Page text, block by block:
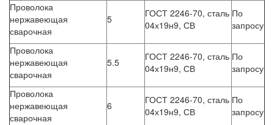
Проволока
нержавеющая
сварочная
5
ГОСТ 2246-70, сталь
04х19н9, СВ
По
запросу
Проволока
нержавеющая
сварочная
5.5
ГОСТ 2246-70, сталь
04х19н9, СВ
По
запросу
Проволока
нержавеющая
сварочная
6
ГОСТ 2246-70, сталь
04х19н9, СВ
По
запросу